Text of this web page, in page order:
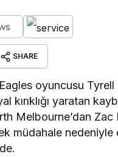
SHARE
oyuncusu Tyrell
kırıklığı yaratan
Melbourne’dan Zac
müdahale